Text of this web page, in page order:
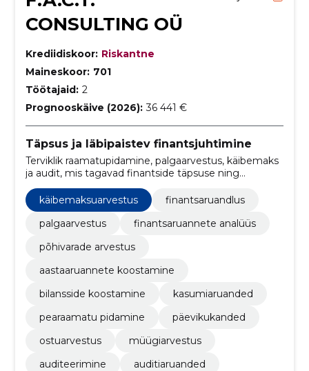
CONSULTING OÜ
Krediidiskoor: Riskantne
Maineskoor: 701
Töötajaid: 2
Prognooskäive (2026): 36 441 €
Täpsus ja läbipaistev finantsjuhtimine
Terviklik raamatupidamine, palgaarvestus, käibemaks
ja audit, mis tagavad finantside täpsuse ning
aruannete ja riskide vähendamisega.
käibemaksuarvestus
finantsaruandlus
palgaarvestus
finantsaruannete analüüs
põhivarade arvestus
aastaaruannete koostamine
bilansside koostamine
kasumiaruanded
pearaamatu pidamine
päevikukanded
ostuarvestus
müügiarvestus
auditeerimine
auditiaruanded